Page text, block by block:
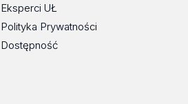
Eksperci UŁ
Polityka Prywatności
Dostępność